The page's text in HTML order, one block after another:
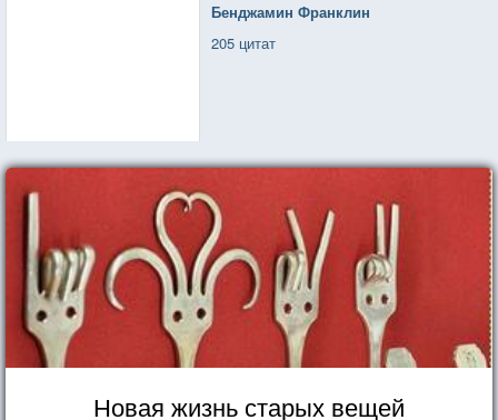
Бенджамин Франклин
205 цитат
Новая жизнь старых вещей